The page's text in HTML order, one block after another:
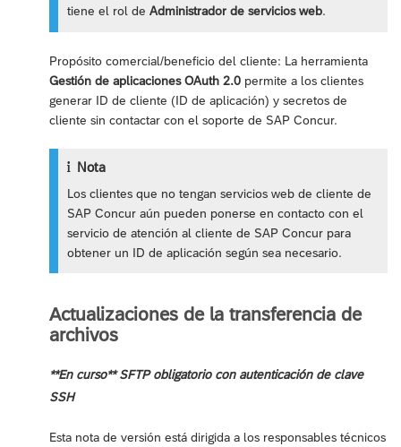
tiene el rol deAdministrador de servicios web.
Propósito comercial/beneficio del cliente: La herramienta
Gestión de aplicaciones OAuth 2.0 permite a los clientes
generar ID de cliente (ID de aplicación) y secretos de
cliente sin contactar con el soporte de SAP Concur.
Nota
Los clientes que no tengan servicios web de cliente de
SAP Concur aún pueden ponerse en contacto con el
servicio de atención al cliente de SAP Concur para
obtener un ID de aplicación según sea necesario.
Actualizaciones de la transferencia de
archivos
**En curso** SFTP obligatorio con autenticación de clave
SSH
Esta nota de versión está dirigida a los responsables técnicos